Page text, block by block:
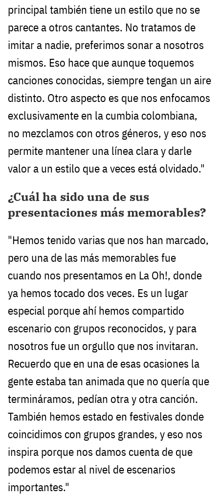
principal también tiene un estilo que no se
parece a otros cantantes. No tratamos de
imitar a nadie, preferimos sonar a nosotros
mismos. Eso hace que aunque toquemos
canciones conocidas, siempre tengan un aire
distinto. Otro aspecto es que nos enfocamos
exclusivamente en la cumbia colombiana,
no mezclamos con otros géneros, y eso nos
permite mantener una línea clara y darle
valor a un estilo que a veces está olvidado."
¿Cuál ha sido una de sus
presentaciones más memorables?
"Hemos tenido varias que nos han marcado,
pero una de las más memorables fue
cuando nos presentamos en La Oh!, donde
ya hemos tocado dos veces. Es un lugar
especial porque ahí hemos compartido
escenario con grupos reconocidos, y para
nosotros fue un orgullo que nos invitaran.
Recuerdo que en una de esas ocasiones la
gente estaba tan animada que no quería que
termináramos, pedían otra y otra canción.
También hemos estado en festivales donde
coincidimos con grupos grandes, y eso nos
inspira porque nos damos cuenta de que
podemos estar al nivel de escenarios
importantes."